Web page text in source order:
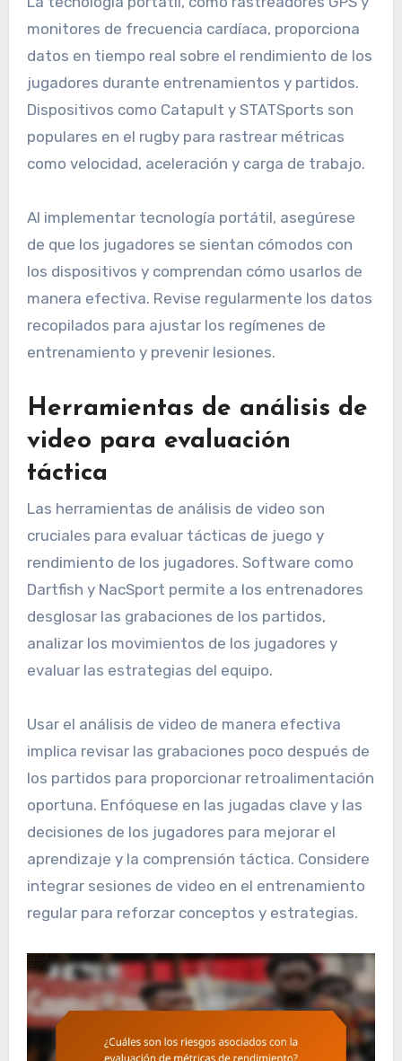
monitores de frecuencia cardíaca, proporciona
datos en tiempo real sobre el rendimiento de los
jugadores durante entrenamientos y partidos.
Dispositivos como Catapult y STATSports son
populares en el rugby para rastrear métricas
como velocidad, aceleración y carga de trabajo.
Al implementar tecnología portátil, asegúrese
de que los jugadores se sientan cómodos con
los dispositivos y comprendan cómo usarlos de
manera efectiva. Revise regularmente los datos
recopilados para ajustar los regímenes de
entrenamiento y prevenir lesiones.
Herramientas de análisis de
video para evaluación
táctica
Las herramientas de análisis de video son
cruciales para evaluar tácticas de juego y
rendimiento de los jugadores. Software como
Dartfish y NacSport permite a los entrenadores
desglosar las grabaciones de los partidos,
analizar los movimientos de los jugadores y
evaluar las estrategias del equipo.
Usar el análisis de video de manera efectiva
implica revisar las grabaciones poco después de
los partidos para proporcionar retroalimentación
oportuna. Enfóquese en las jugadas clave y las
decisiones de los jugadores para mejorar el
aprendizaje y la comprensión táctica. Considere
integrar sesiones de video en el entrenamiento
regular para reforzar conceptos y estrategias.